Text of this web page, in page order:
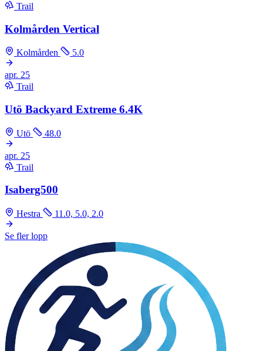
Trail
Kolmården Vertical
Kolmården 5.0
apr. 25
Trail
Utö Backyard Extreme 6.4K
Utö 48.0
apr. 25
Trail
Isaberg500
Hestra 11.0, 5.0, 2.0
Se fler lopp